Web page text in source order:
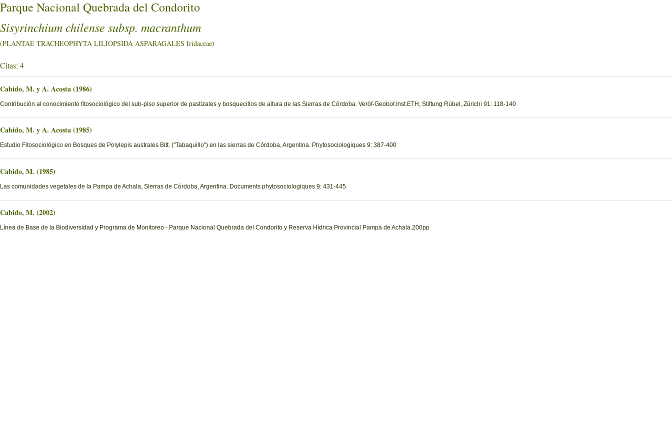
Parque Nacional Quebrada del Condorito
Sisyrinchium chilense subsp. macranthum
(PLANTAE TRACHEOPHYTA LILIOPSIDA ASPARAGALES Iridaceae)
Citas: 4
Cabido, M. y A. Acosta (1986)
Contribución al conocimiento fitosociológico del sub-piso superior de pastizales y bosquecillos de altura de las Sierras de Córdoba. Veröf-Geobot.Inst.ETH, Stiftung Rübel, Zürichi 91: 118-140
Cabido, M. y A. Acosta (1985)
Estudio Fitosociológico en Bosques de Polylepis australes Bitt. ("Tabaquillo") en las sierras de Córdoba, Argentina. Phytosociologiques 9: 387-400
Cabido, M. (1985)
Las comunidades vegetales de la Pampa de Achala, Sierras de Córdoba, Argentina. Documents phytosociologiques 9: 431-445
Cabido, M. (2002)
Línea de Base de la Biodiversidad y Programa de Monitoreo - Parque Nacional Quebrada del Condorito y Reserva Hídrica Provincial Pampa de Achala.200pp